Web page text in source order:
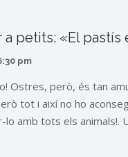
petits: «El pastís
pm
Ostres, però, és tan
tot i així no ho
amb tots els animals!.